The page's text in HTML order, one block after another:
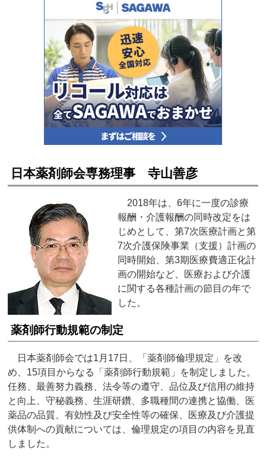
日本薬剤師会専務理事 寺山善彦
2018年は、6年に一度の診療
報酬・介護報酬の同時改定をは
じめとして、第7次医療計画と第
7次介護保険事業（支援）計画の
同時開始、第3期医療費適正化計
画の開始など、医療および介護
に関する各種計画の節目の年で
した。
薬剤師行動規範の制定
日本薬剤師会では1月17日、「薬剤師倫理規定」を改
め、15項目からなる「薬剤師行動規範」を制定しました。
任務、最善努力義務、法令等の遵守、品位及び信用の維持
と向上、守秘義務、生涯研鑽、多職種間の連携と協働、医
薬品の品質、有効性及び安全性等の確保、医療及び介護提
供体制への貢献については、倫理規定の項目の内容を見直
しました。